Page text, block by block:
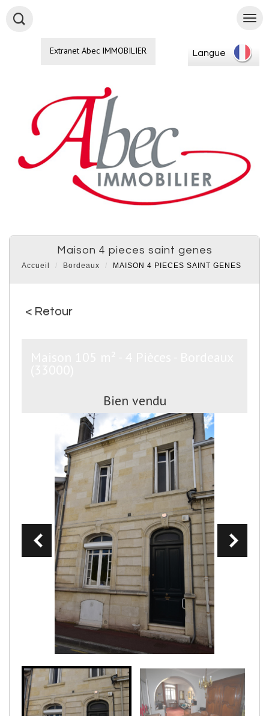
Extranet Abec IMMOBILIER Langue
maison 4 pieces saint genes
Accueil Bordeaux MAISON 4 PIECES SAINT GENES
< Retour
Bien vendu